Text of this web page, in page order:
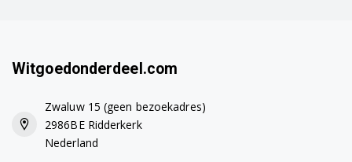
Witgoedonderdeel.com
Zwaluw 15 (geen bezoekadres)
2986BE Ridderkerk
Nederland